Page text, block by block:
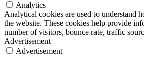
Analytics
Analytical cookies are used to understand
the website. These cookies help provide
number of visitors, bounce rate, traffic
Advertisement
Advertisement